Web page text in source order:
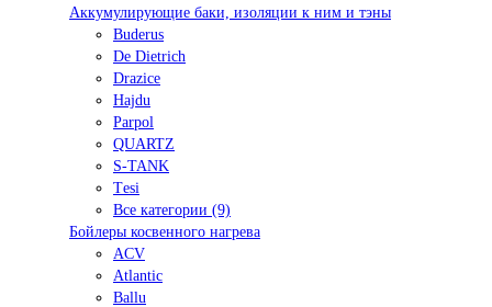
Аккумулирующие баки, изоляции к ним и тэны
Buderus
De Dietrich
Drazice
Hajdu
Parpol
QUARTZ
S-TANK
Tеsi
Все категории (9)
Бойлеры косвенного нагрева
ACV
Atlantic
Ballu